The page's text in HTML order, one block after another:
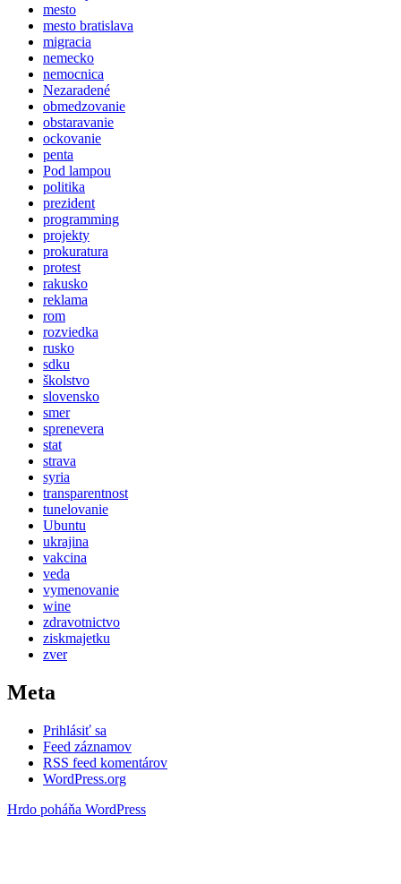
mesto
mesto bratislava
migracia
nemecko
nemocnica
Nezaradené
obmedzovanie
obstaravanie
ockovanie
penta
Pod lampou
politika
prezident
programming
projekty
prokuratura
protest
rakusko
reklama
rom
rozviedka
rusko
sdku
školstvo
slovensko
smer
sprenevera
stat
strava
syria
transparentnost
tunelovanie
Ubuntu
ukrajina
vakcina
veda
vymenovanie
wine
zdravotnictvo
ziskmajetku
zver
Meta
Prihlásiť sa
Feed záznamov
RSS feed komentárov
WordPress.org
Hrdo poháňa WordPress